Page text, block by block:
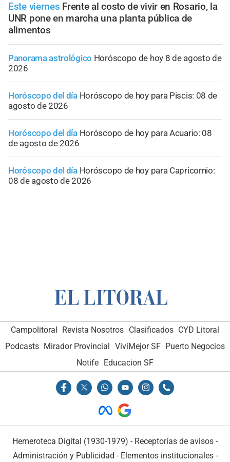
Este viernes Frente al costo de vivir en Rosario, la
UNR pone en marcha una planta pública de
alimentos
Panorama astrológico Horóscopo de hoy 8 de agosto de
2026
Horóscopo del día Horóscopo de hoy para Piscis: 08 de
agosto de 2026
Horóscopo del día Horóscopo de hoy para Acuario: 08
de agosto de 2026
Horóscopo del día Horóscopo de hoy para Capricornio:
08 de agosto de 2026
Campolitoral Revista Nosotros Clasificados CYD Litoral
Podcasts Mirador Provincial VivíMejor SF Puerto Negocios
Notife Educacion SF
Hemeroteca Digital (1930-1979) - Receptorías de avisos -
Administración y Publicidad - Elementos institucionales-